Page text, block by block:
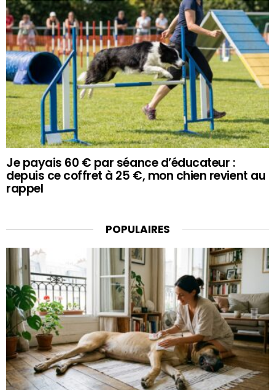
Je payais 60 € par séance d’éducateur :
depuis ce coffret à 25 €, mon chien revient au
rappel
POPULAIRES